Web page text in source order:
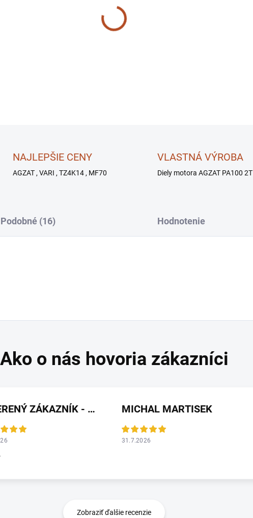
NAJLEPŠIE CENY
AGZAT , VARI , TZ4K14 , MF70
VLASTNÁ VÝROBA
Diely motora AGZAT PA100 2T
Podobné (16) Hodnotenie
OVERENÝ ZÁKAZNÍK - HEUREKA MICHAL MARTISEK
31.7.2026
Zobraziť ďalšie recenzie